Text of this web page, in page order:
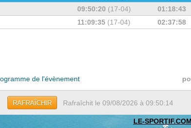
09:50:20 (17-04) 01:18:43
11:09:35 (17-04) 02:37:58
de l'évènement
RAFRAÎCHIR Rafraîchit le 09/08/2026 à 09:50:14
LE-SPORTIF.COM